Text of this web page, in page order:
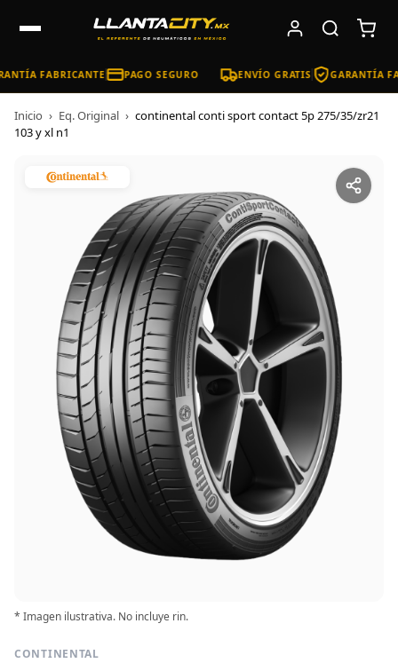
FABRICANTE PAGO SEGURO ENVÍO GRATIS GARANTÍA
Inicio › Eq. Original › continental conti sport contact 5p 275/35/zr21
103 y xl n1
* Imagen ilustrativa. No incluye rin.
CONTINENTAL